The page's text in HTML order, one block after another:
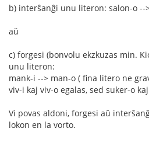
b) interŝanĝi unu literon: salon-o --
aŭ
c) forgesi (bonvolu ekzkuzas min.
unu literon:
mank-i --> man-o ( fina litero ne
viv-i kaj viv-o egalas, sed suker-o
Vi povas aldoni, forgesi aŭ
lokon en la vorto.